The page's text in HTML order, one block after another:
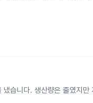
니다. 생산량은 줄였지만